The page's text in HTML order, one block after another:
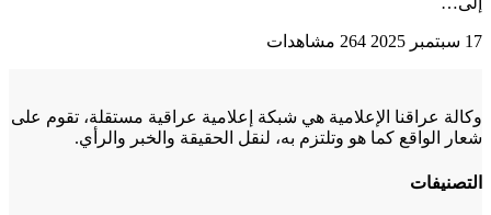
17 سبتمبر 2025 264 مشاهدات
وكالة عراقنا الإعلامية هي شبكة إعلامية عراقية مستقلة، تقوم على
شعار الواقع كما هو وتلتزم به، لنقل الحقيقة والخبر والرأي.
التصنيفات